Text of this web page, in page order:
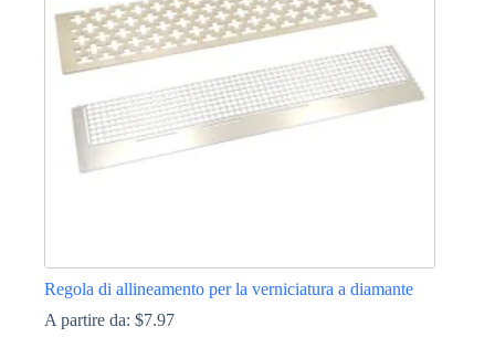
essere
scelte
nella
pagina
prodotto
Regola di allineamento per la verniciatura a diamante
A partire da: $7.97